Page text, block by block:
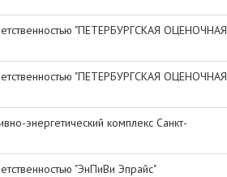
"ПЕТЕРБУРГСКАЯ ОЦЕНОЧНАЯ
"ПЕТЕРБУРГСКАЯ ОЦЕНОЧНАЯ
энергетический комплекс Санкт-
"ЭнПиВи Эпрайс"